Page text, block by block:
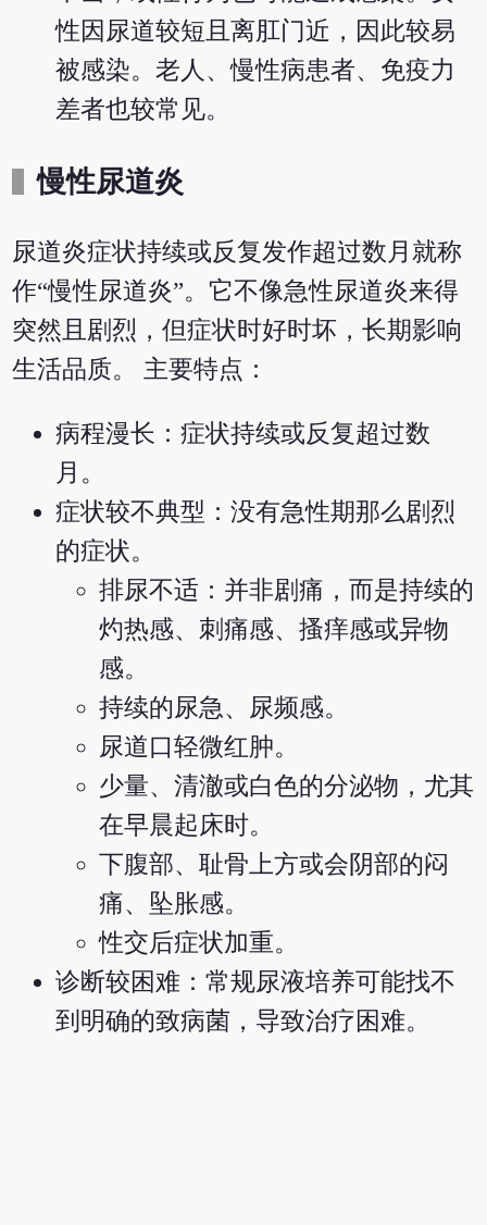
性因尿道较短且离肛门近，因此较易
被感染。老人、慢性病患者、免疫力
差者也较常见。
慢性尿道炎
尿道炎症状持续或反复发作超过数月就称
作“慢性尿道炎”。它不像急性尿道炎来得
突然且剧烈，但症状时好时坏，长期影响
生活品质。 主要特点：
病程漫长：症状持续或反复超过数
月。
症状较不典型：没有急性期那么剧烈
的症状。
排尿不适：并非剧痛，而是持续的
灼热感、刺痛感、搔痒感或异物
感。
持续的尿急、尿频感。
尿道口轻微红肿。
少量、清澈或白色的分泌物，尤其
在早晨起床时。
下腹部、耻骨上方或会阴部的闷
痛、坠胀感。
性交后症状加重。
诊断较困难：常规尿液培养可能找不
到明确的致病菌，导致治疗困难。